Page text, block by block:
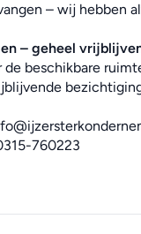
– wij hebben
– geheel
de beschikbare
760223